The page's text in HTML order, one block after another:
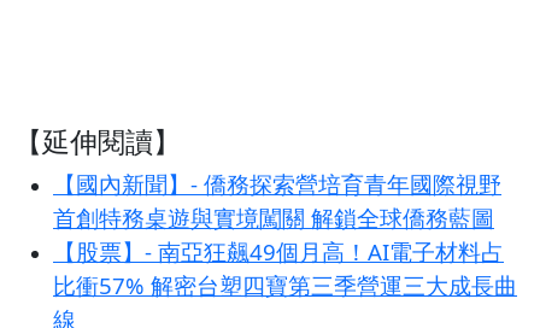
【延伸閱讀】
【國內新聞】- 僑務探索營培育青年國際視野
首創特務桌遊與實境闖關 解鎖全球僑務藍圖
【股票】- 南亞狂飆49個月高！AI電子材料占
比衝57% 解密台塑四寶第三季營運三大成長曲
線